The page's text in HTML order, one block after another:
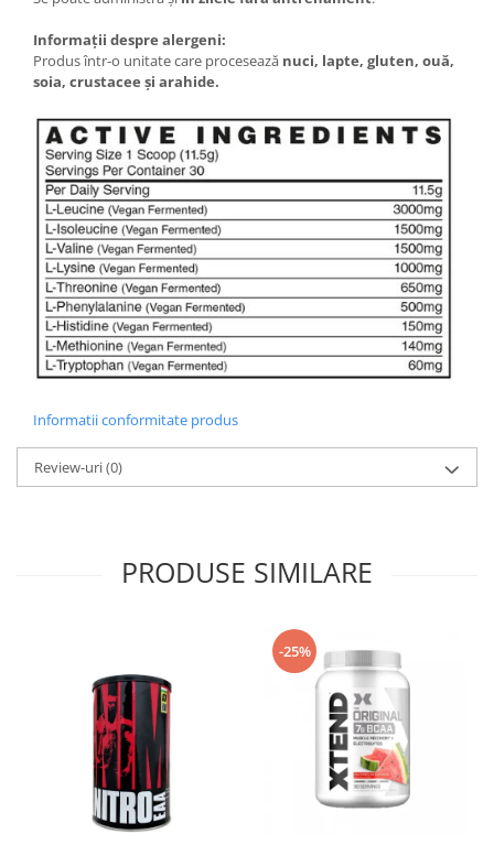
Informații despre alergeni:
Produs într-o unitate care procesează nuci, lapte, gluten, ouă,
soia, crustacee și arahide.
Informatii conformitate produs
Review-uri(0)
PRODUSE SIMILARE
-25%